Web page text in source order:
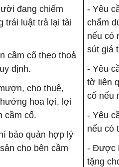
đang chiếm
trái luật trả lại tài
cầm cố theo thoả
định.
cho thuê,
hoa lợi, lợi
cầm cố.
bảo quản hợp lý
cho bên cầm
- Yêu
chấm
nếu có
sút giá
- Yêu
tờ liên
cố nếu
- Yêu
nếu có
- Được
tặng